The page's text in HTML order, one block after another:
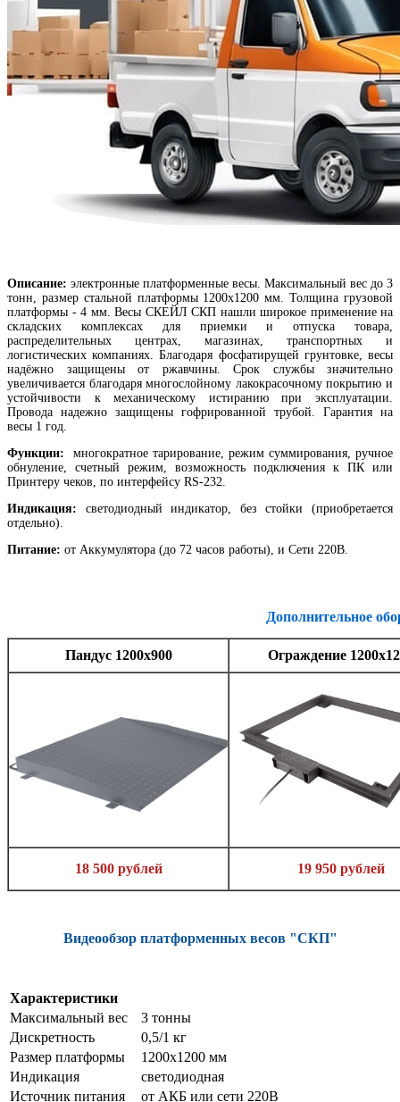
Описание: электронные платформенные весы. Максимальный вес до 3
тонн, размер стальной платформы 1200х1200 мм. Толщина грузовой
платформы - 4 мм. Весы СКЕЙЛ СКП нашли широкое применение на
складских комплексах для приемки и отпуска товара,
распределительных центрах, магазинах, транспортных и
логистических компаниях. Благодаря фосфатирущей грунтовке, весы
надёжно защищены от ржавчины. Срок службы значительно
увеличивается благодаря многослойному лакокрасочному покрытию и
устойчивости к механическому истиранию при эксплуатации.
Провода надежно защищены гофрированной трубой. Гарантия на
весы 1 год.
Функции:
многократное тарирование, режим суммирования, ручное
обнуление, счетный режим, возможность подключения к ПК или
Принтеру чеков, по интерфейсу RS-232.
Индикация: светодиодный индикатор, без стойки (приобретается
отдельно).
Питание: от Аккумулятора (до 72 часов работы), и Сети 220В.
Дополнительное
Пандус 1200х900 Ограждение
18 500 рублей 19 950 рублей
Видеообзор платформенных весов "СКП"
Характеристики
Максимальный вес
3 тонны
Дискретность
0,5/1 кг
Размер платформы
1200х1200 мм
Индикация
светодиодная
Источник питания
от АКБ или сети 220В